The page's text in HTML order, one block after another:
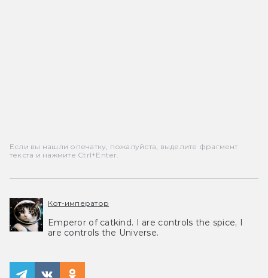
Если вы нашли опечатку, пожалуйста, выделите фрагмент
текста и нажмите Ctrl+Enter.
Кот-император
Emperor of catkind. I are controls the spice, I
are controls the Universe.